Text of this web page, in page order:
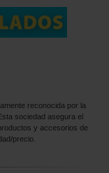
reconocida por la
sociedad asegura el
y accesorios de
precio.